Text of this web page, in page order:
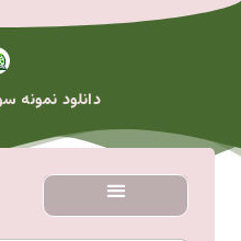
پرش
دانلود نمونه